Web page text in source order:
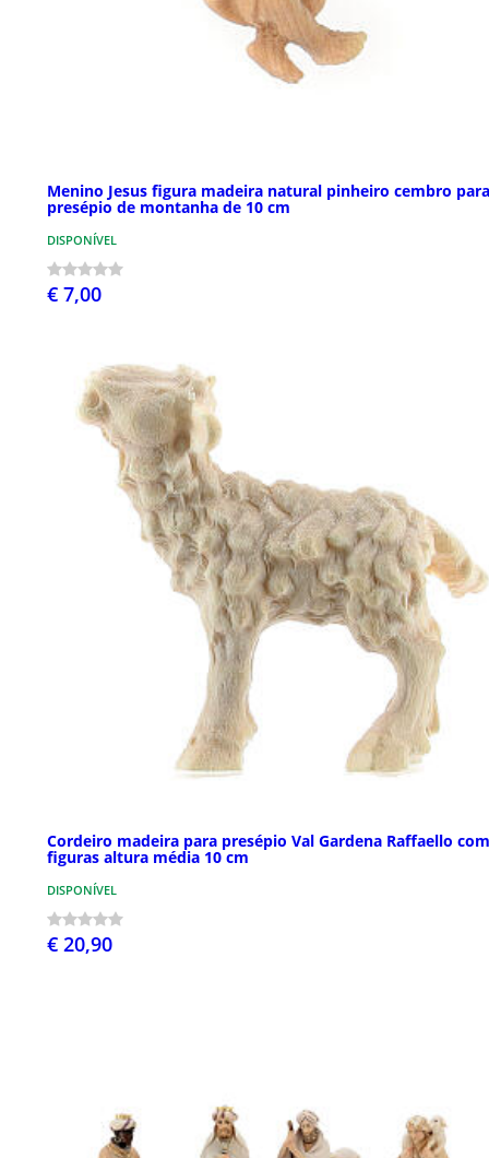
Menino Jesus figura madeira natural pinheiro cembro para
presépio de montanha de 10 cm
DISPONÍVEL
€ 7,00
Cordeiro madeira para presépio Val Gardena Raffaello com
figuras altura média 10 cm
DISPONÍVEL
€ 20,90